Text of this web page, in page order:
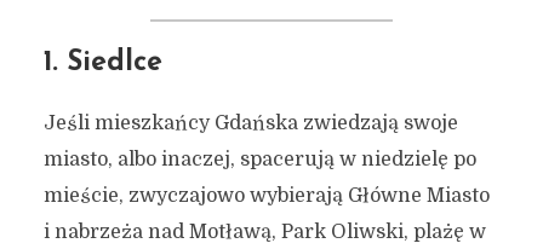
1. Siedlce
Jeśli mieszkańcy Gdańska zwiedzają swoje
miasto, albo inaczej, spacerują w niedzielę po
mieście, zwyczajowo wybierają Główne Miasto
i nabrzeża nad Motławą, Park Oliwski, plażę w